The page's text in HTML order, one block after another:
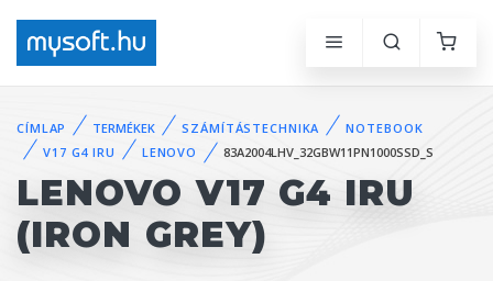
CÍMLAP TERMÉKEK SZÁMÍTÁSTECHNIKA
NOTEBOOK
V17 G4 IRU
LENOVO 83A2004LHV_32GBW11PN1000SSD_S
LENOVO V17 G4 IRU
(IRON GREY)